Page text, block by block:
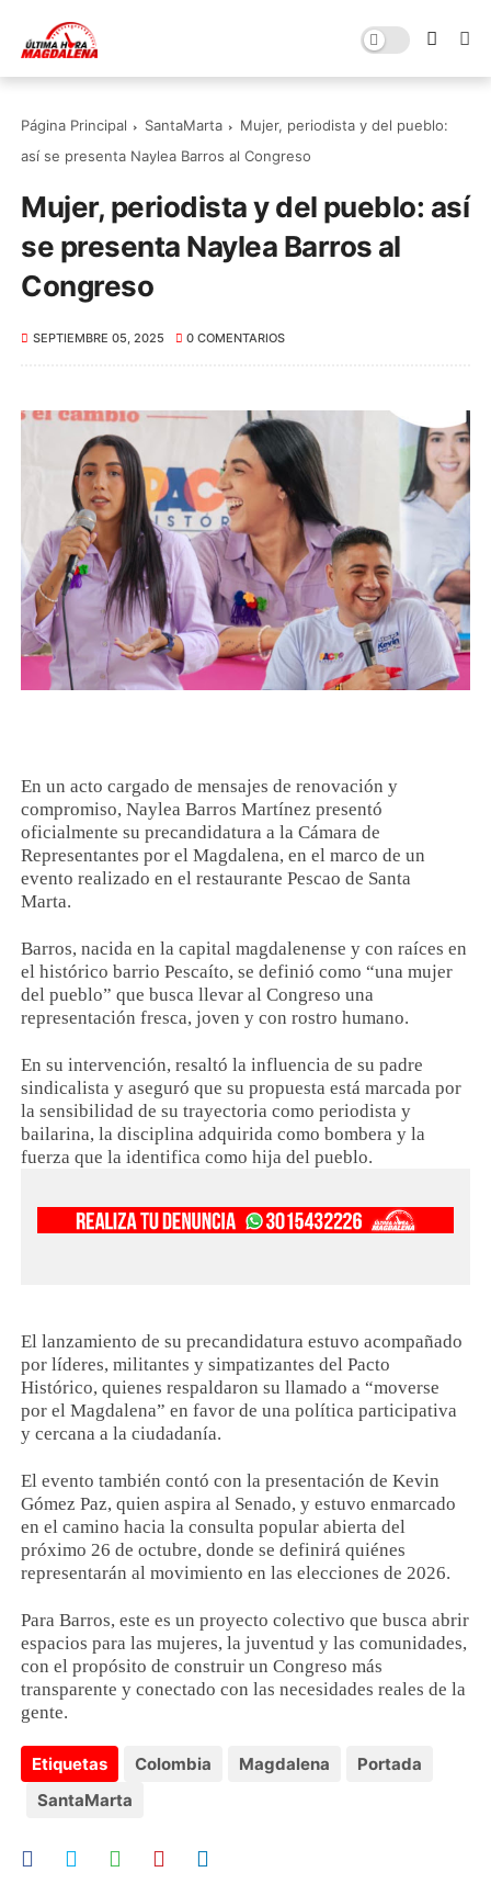
Página Principal SantaMarta
Mujer, periodista y del pueblo:
así se presenta Naylea Barros al Congreso
Mujer, periodista y del pueblo: así
se presenta Naylea Barros al
Congreso
SEPTIEMBRE 05, 2025 0 COMENTARIOS
En un acto cargado de mensajes de renovación y
compromiso, Naylea Barros Martínez presentó
oficialmente su precandidatura a la Cámara de
Representantes por el Magdalena, en el marco de un
evento realizado en el restaurante Pescao de Santa
Marta.
Barros, nacida en la capital magdalenense y con raíces en
el histórico barrio Pescaíto, se definió como “una mujer
del pueblo” que busca llevar al Congreso una
representación fresca, joven y con rostro humano.
En su intervención, resaltó la influencia de su padre
sindicalista y aseguró que su propuesta está marcada por
la sensibilidad de su trayectoria como periodista y
bailarina, la disciplina adquirida como bombera y la
fuerza que la identifica como hija del pueblo.
El lanzamiento de su precandidatura estuvo acompañado
por líderes, militantes y simpatizantes del Pacto
Histórico, quienes respaldaron su llamado a “moverse
por el Magdalena” en favor de una política participativa
y cercana a la ciudadanía.
El evento también contó con la presentación de Kevin
Gómez Paz, quien aspira al Senado, y estuvo enmarcado
en el camino hacia la consulta popular abierta del
próximo 26 de octubre, donde se definirá quiénes
representarán al movimiento en las elecciones de 2026.
Para Barros, este es un proyecto colectivo que busca abrir
espacios para las mujeres, la juventud y las comunidades,
con el propósito de construir un Congreso más
transparente y conectado con las necesidades reales de la
gente.
Etiquetas Colombia Magdalena
Portada
SantaMarta